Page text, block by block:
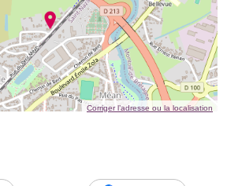
Corriger l’adresse ou la localisation